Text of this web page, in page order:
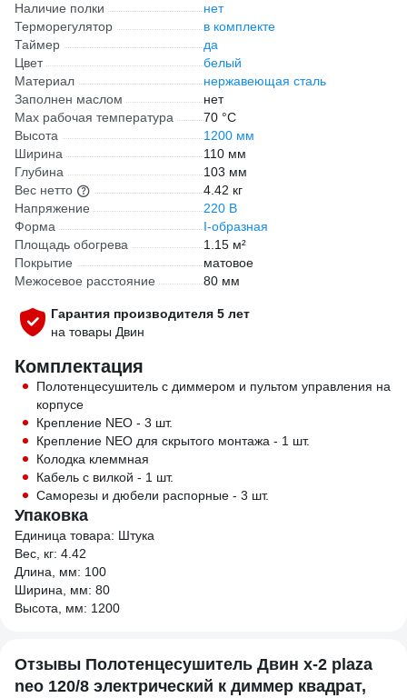
Наличие полки
нет
Терморегулятор
в комплекте
Таймер
да
Цвет
белый
Материал
нержавеющая сталь
Заполнен маслом
нет
Max рабочая температура
70 °С
Высота
1200 мм
Ширина
110 мм
Глубина
103 мм
Вес нетто
4.42 кг
Напряжение
220 В
Форма
I-образная
Площадь обогрева
1.15 м²
Покрытие
матовое
Межосевое расстояние
80 мм
Гарантия производителя 5 лет
на товары Двин
Комплектация
Полотенцесушитель с диммером и пультом управления на
корпусе
Крепление NEO - 3 шт.
Крепление NEO для скрытого монтажа - 1 шт.
Колодка клеммная
Кабель с вилкой - 1 шт.
Саморезы и дюбели распорные - 3 шт.
Упаковка
Единица товара: Штука
Вес, кг: 4.42
Длина, мм: 100
Ширина, мм: 80
Высота, мм: 1200
Отзывы Полотенцесушитель Двин x-2 plaza
neo 120/8 электрический к диммер квадрат,